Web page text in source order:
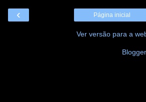
‹ Página inicial
Ver versão para a
Blogger